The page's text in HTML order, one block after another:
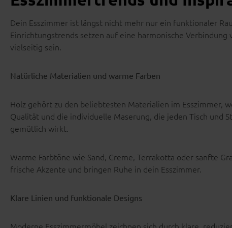
Dein Esszimmer ist längst nicht mehr nur ein funktionaler
Einrichtungstrends setzen auf eine harmonische
vielseitig sein.
Natürliche Materialien und warme Farben
Holz gehört zu den beliebtesten Materialien im Esszimmer,
Qualität und die individuelle Maserung, die jeden Tisch und
gemütlich wirkt.
Warme Farbtöne wie Sand, Creme, Terrakotta oder sanfte
frische Akzente und bringen Ruhe in dein Esszimmer.
Klare Linien und funktionale Designs
Moderne Esszimmermöbel zeichnen sich durch klare,